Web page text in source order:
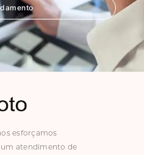
esforçamos
atendimento de